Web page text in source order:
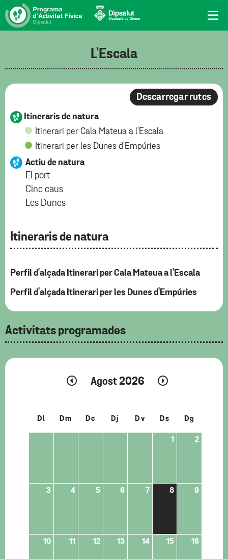
L'Escala
Descarregar rutes
Itineraris de natura
Itinerari per Cala Mateua a l'Escala
Itinerari per les Dunes d'Empúries
Actiu de natura
El port
Cinc caus
Les Dunes
Itineraris de natura
Perfil d'alçada Itinerari per Cala Mateua a l'Escala
Perfil d'alçada Itinerari per les Dunes d'Empúries
Activitats programades
Agost 2026
Dl Dm Dc Dj Dv Ds Dg
1 2
3 4 5 6 7 8 9
10 11 12 13 14 15 16